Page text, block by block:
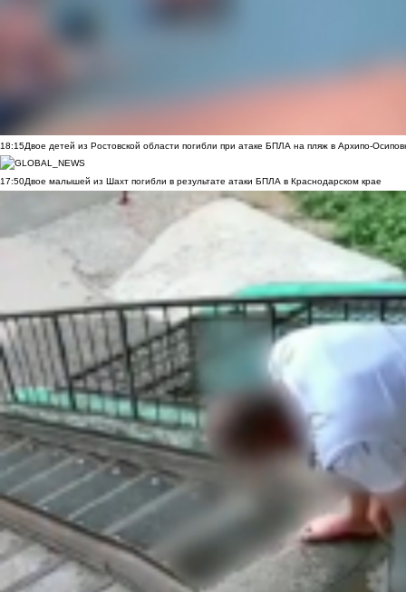
18:15Двое детей из Ростовской области погибли при атаке БПЛА на пляж в Архипо-
17:50Двое малышей из Шахт погибли в результате атаки БПЛА в Краснодарском крае